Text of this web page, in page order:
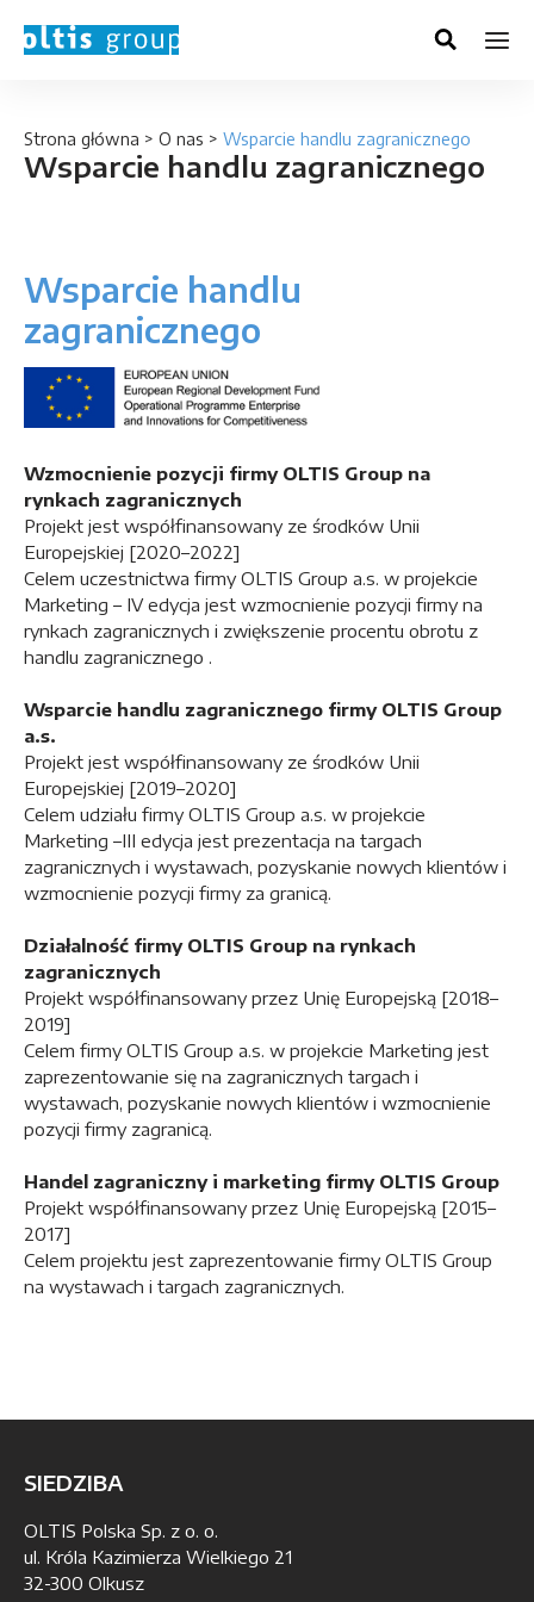
Strona główna > O nas > Wsparcie handlu zagranicznego
Wsparcie handlu zagranicznego
Wsparcie handlu
zagranicznego
Wzmocnienie pozycji firmy OLTIS Group na
rynkach zagranicznych
Projekt jest współfinansowany ze środków Unii
Europejskiej [2020–2022]
Celem uczestnictwa firmy OLTIS Group a.s. w projekcie
Marketing – IV edycja jest wzmocnienie pozycji firmy na
rynkach zagranicznych i zwiększenie procentu obrotu z
handlu zagranicznego .
Wsparcie handlu zagranicznego firmy OLTIS Group
a.s.
Projekt jest współfinansowany ze środków Unii
Europejskiej [2019–2020]
Celem udziału firmy OLTIS Group a.s. w projekcie
Marketing –III edycja jest prezentacja na targach
zagranicznych i wystawach, pozyskanie nowych klientów i
wzmocnienie pozycji firmy za granicą.
Działalność firmy OLTIS Group na rynkach
zagranicznych
Projekt współfinansowany przez Unię Europejską [2018–
2019]
Celem firmy OLTIS Group a.s. w projekcie Marketing jest
zaprezentowanie się na zagranicznych targach i
wystawach, pozyskanie nowych klientów i wzmocnienie
pozycji firmy zagranicą.
Handel zagraniczny i marketing firmy OLTIS Group
Projekt współfinansowany przez Unię Europejską [2015–
2017]
Celem projektu jest zaprezentowanie firmy OLTIS Group
na wystawach i targach zagranicznych.
SIEDZIBA
OLTIS Polska Sp. z o. o.
ul. Króla Kazimierza Wielkiego 21
32-300 Olkusz